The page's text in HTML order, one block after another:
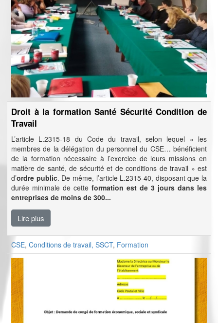
Droit à la formation Santé Sécurité Condition de
Travail
L’article L.2315-18 du Code du travail, selon lequel « les
membres de la délégation du personnel du CSE… bénéficient
de la formation nécessaire à l’exercice de leurs missions en
matière de santé, de sécurité et de conditions de travail » est
d’ordre public. De même, l’article L.2315-40, disposant que la
durée minimale de cette formation est de 3 jours dans les
entreprises de moins de 300...
Lire plus
CSE, Conditions de travail, SSCT, Formation